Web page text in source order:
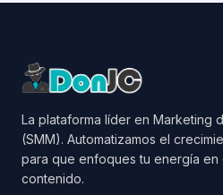
La plataforma líder en Marketing
(SMM). Automatizamos el
para que enfoques tu energía en
contenido.